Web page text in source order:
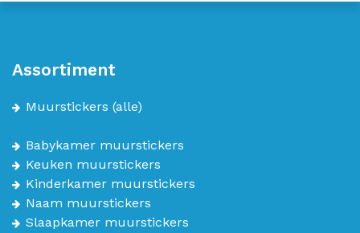
Assortiment
Muurstickers (alle)
Babykamer muurstickers
Keuken muurstickers
Kinderkamer muurstickers
Naam muurstickers
Slaapkamer muurstickers